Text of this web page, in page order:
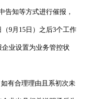
告知等方式进行催报，
9月 15日）之后3个工作
业设置为业务管控状
有合理理由且系初次未